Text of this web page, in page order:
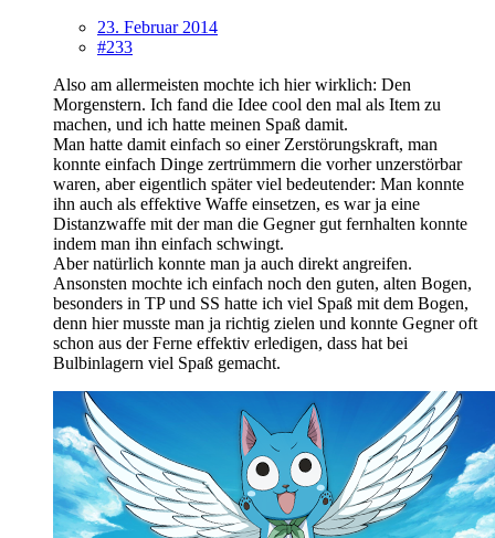
23. Februar 2014
#233
Also am allermeisten mochte ich hier wirklich: Den
Morgenstern. Ich fand die Idee cool den mal als Item zu
machen, und ich hatte meinen Spaß damit.
Man hatte damit einfach so einer Zerstörungskraft, man
konnte einfach Dinge zertrümmern die vorher unzerstörbar
waren, aber eigentlich später viel bedeutender: Man konnte
ihn auch als effektive Waffe einsetzen, es war ja eine
Distanzwaffe mit der man die Gegner gut fernhalten konnte
indem man ihn einfach schwingt.
Aber natürlich konnte man ja auch direkt angreifen.
Ansonsten mochte ich einfach noch den guten, alten Bogen,
besonders in TP und SS hatte ich viel Spaß mit dem Bogen,
denn hier musste man ja richtig zielen und konnte Gegner oft
schon aus der Ferne effektiv erledigen, dass hat bei
Bulbinlagern viel Spaß gemacht.